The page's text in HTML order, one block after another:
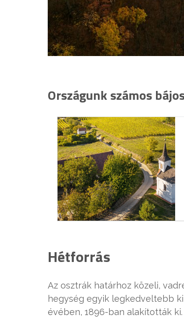
Országunk számos
Hétforrás
Az osztrák határhoz közeli,
hegység egyik legkedveltebb
évében, 1896-ban alakították